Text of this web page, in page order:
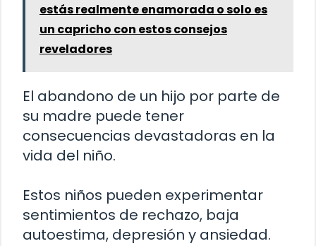
estás realmente enamorada o solo es
un capricho con estos consejos
reveladores
El abandono de un hijo por parte de
su madre puede tener
consecuencias devastadoras en la
vida del niño.
Estos niños pueden experimentar
sentimientos de rechazo, baja
autoestima, depresión y ansiedad.